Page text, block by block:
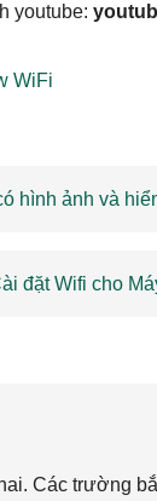
youtube:
WiFi
hình ảnh và
đặt Wifi cho
Các trường